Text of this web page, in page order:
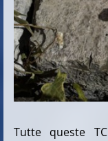
Tutte queste